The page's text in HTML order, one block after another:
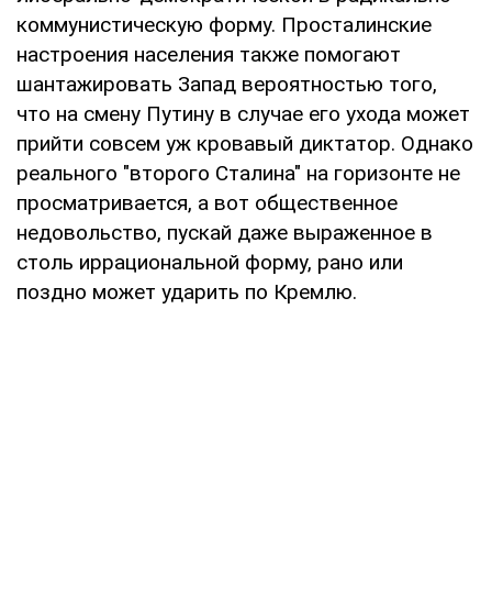
коммунистическую форму. Просталинские
настроения населения также помогают
шантажировать Запад вероятностью того,
что на смену Путину в случае его ухода может
прийти совсем уж кровавый диктатор. Однако
реального "второго Сталина" на горизонте не
просматривается, а вот общественное
недовольство, пускай даже выраженное в
столь иррациональной форму, рано или
поздно может ударить по Кремлю.